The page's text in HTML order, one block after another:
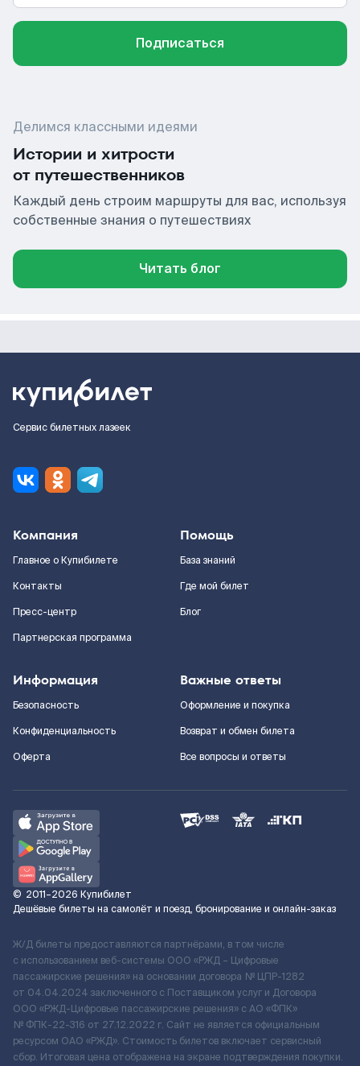
Подписаться
Делимся классными идеями
Истории и хитрости
от путешественников
Каждый день строим маршруты для вас, используя
собственные знания о путешествиях
Читать блог
Сервис билетных лазеек
Компания
Главное о Купибилете
Контакты
Пресс-центр
Партнерская программа
Помощь
База знаний
Где мой билет
Блог
Информация
Безопасность
Конфиденциальность
Оферта
Важные ответы
Оформление и покупка
Возврат и обмен билета
Все вопросы и ответы
© 2011–2026 Купибилет
Дешёвые билеты на самолёт и поезд, бронирование и онлайн-заказ
Ж/Д билеты предоставляются партнёрами, в том числе
с использованием веб-системы ООО «РЖД – Цифровые
пассажирские решения» на основании договора № ЦПР-1282
от 04.04.2024 заключенного с Поставщиком услуг и Договора
ООО «РЖД-Цифровые пассажирские решения» c АО «ФПК»
№ ФПК-22-316 от 27.12.2022 г. Сайт не является официальным
ресурсом ОАО «РЖД». Стоимость билетов включает сервисный
сбор. Итоговая цена отображена на экране подтверждения покупки.